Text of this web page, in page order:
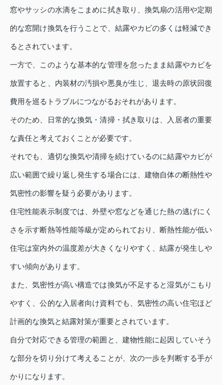
窓やサッシの水滴をこまめに拭き取り、換気扇の活用や定期
的な窓開け換気を行うことで、結露やカビの多くは軽減でき
るとされています。
一方で、このような基本的な管理を怠ったまま結露やカビを
放置すると、内装材の汚損や悪臭が生じ、退去時の原状回復
費用を巡るトラブルにつながるおそれがあります。
そのため、日常的な換気・清掃・拭き取りは、入居者の重要
な責任と考えておくことが必要です。
それでも、適切な換気や清掃を続けているのに結露やカビが
広い範囲で繰り返し発生する場合には、建物自体の断熱性や
気密性の影響を疑う必要があります。
住宅性能表示制度では、外壁や窓などを通じた熱の逃げにく
さを示す断熱等性能等級が定められており、断熱性能が低い
住宅は室内外の温度差が大きくなりやすく、結露が発生しや
すい傾向があります。
また、気密性が高い構造では換気が不足すると湿気がこもり
やすく、公的な入居者向け資料でも、気密性の高い住宅ほど
計画的な換気と結露対策が重要とされています。
自分で対応できる管理の範囲と、建物性能に起因していそう
な部分を切り分けて考えることが、次の一歩を判断する手が
かりになります。